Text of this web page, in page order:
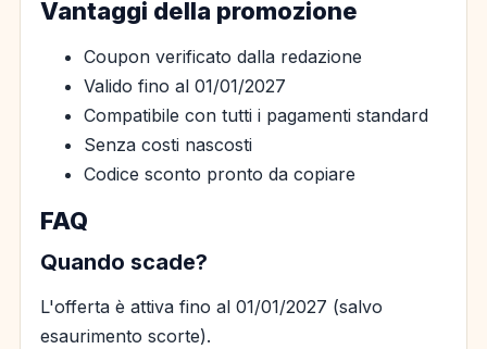
Vantaggi della promozione
Coupon verificato dalla redazione
Valido fino al 01/01/2027
Compatibile con tutti i pagamenti standard
Senza costi nascosti
Codice sconto pronto da copiare
FAQ
Quando scade?
L'offerta è attiva fino al 01/01/2027 (salvo
esaurimento scorte).